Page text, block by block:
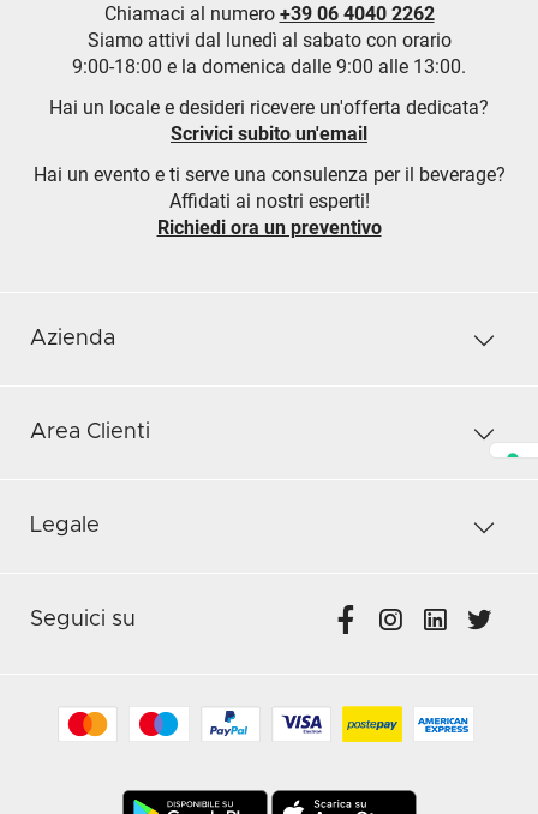
Chiamaci al numero +39 06 4040 2262
Siamo attivi dal lunedì al sabato con orario
9:00-18:00 e la domenica dalle 9:00 alle 13:00.
Hai un locale e desideri ricevere un'offerta dedicata?
Scrivici subito un'email
Hai un evento e ti serve una consulenza per il beverage?
Affidati ai nostri esperti!
Richiedi ora un preventivo
Azienda
Area Clienti
Legale
Seguici su